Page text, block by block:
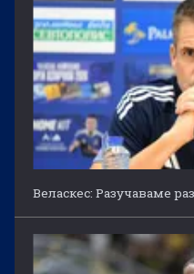
Веласкес: Разучаваме